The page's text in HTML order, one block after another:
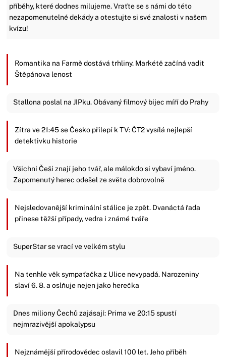
příběhy, které dodnes milujeme. Vraťte se s námi do této
nezapomenutelné dekády a otestujte si své znalosti v našem
kvízu!
Romantika na Farmě dostává trhliny. Markétě začíná vadit
Štěpánova lenost
Stallona poslal na JIPku. Obávaný filmový bijec míří do Prahy
Zítra ve 21:45 se Česko přilepí k TV: ČT2 vysílá nejlepší
detektivku historie
Všichni Češi znají jeho tvář, ale málokdo si vybaví jméno.
Zapomenutý herec odešel ze světa dobrovolně
Nejsledovanější kriminální stálice je zpět. Dvanáctá řada
přinese těžší případy, vedra i známé tváře
SuperStar se vrací ve velkém stylu
Na tenhle věk sympaťačka z Ulice nevypadá. Narozeniny
slaví 6. 8. a oslňuje nejen jako herečka
Dnes miliony Čechů zajásají: Prima ve 20:15 spustí
nejmrazivější apokalypsu
Nejznámější přírodovědec oslavil 100 let. Jeho příběh